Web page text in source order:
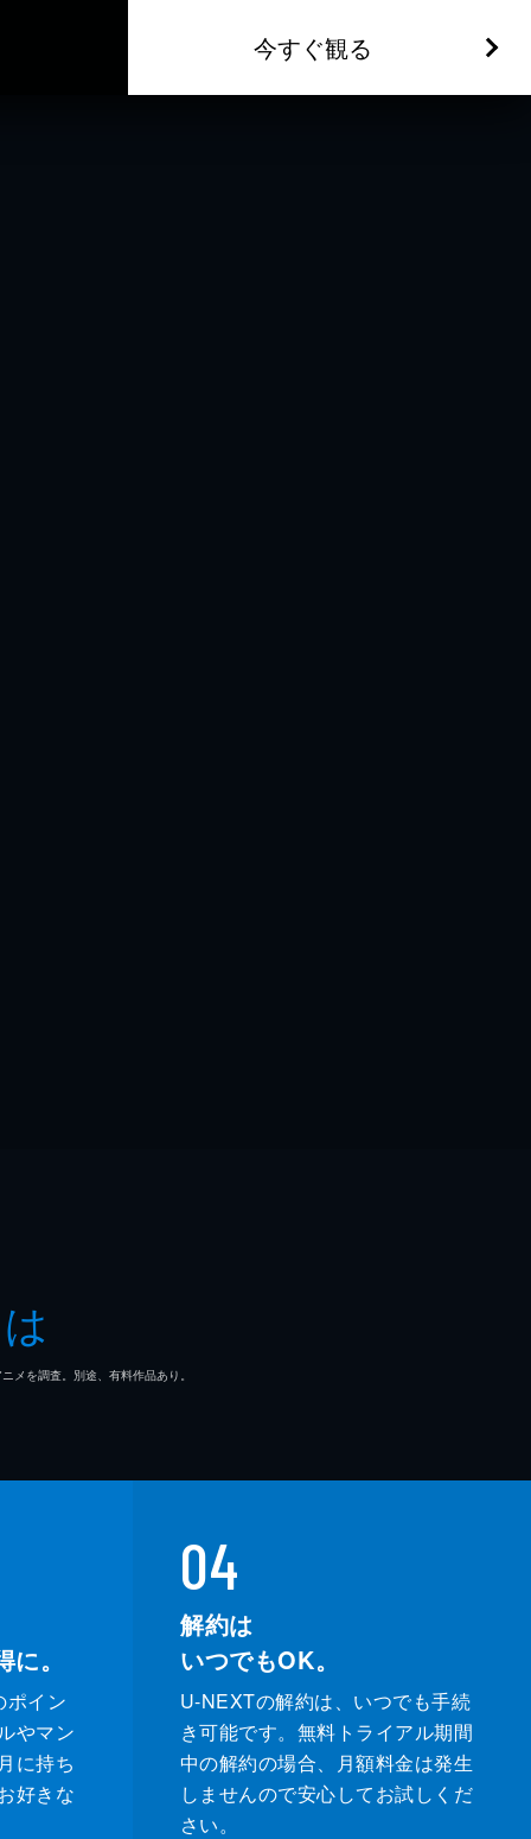
今すぐ観る
を調査。別途、有料作品あり。
。
ポイン
やマン
に持ち
好きな
04
解約は
いつでもOK。
U-NEXTの解約は、いつでも手続
き可能です。無料トライアル期間
中の解約の場合、月額料金は発生
しませんので安心してお試しくだ
さい。